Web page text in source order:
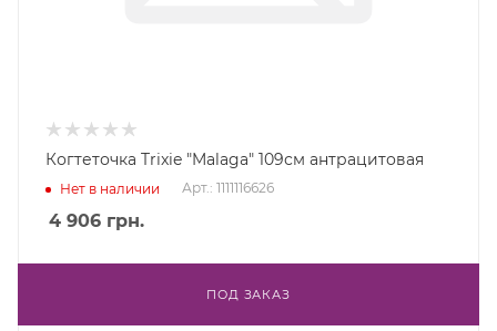
Когтеточка Trixie "Malaga" 109см антрацитовая
Нет в наличии Арт.: 1111116626
4 906 грн.
ПОД ЗАКАЗ